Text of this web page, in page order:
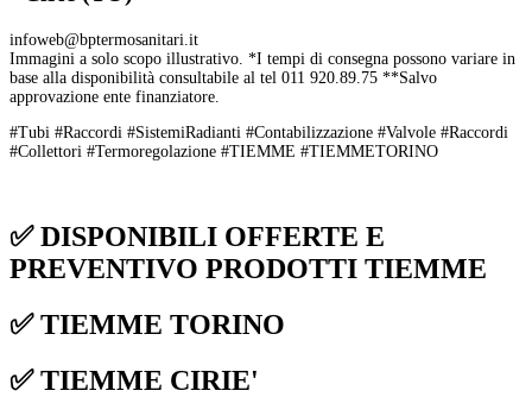
infoweb@bptermosanitari.it
Immagini a solo scopo illustrativo. *I tempi di consegna possono variare in
base alla disponibilità consultabile al tel 011 920.89.75 **Salvo
approvazione ente finanziatore.
#Tubi #Raccordi #SistemiRadianti #Contabilizzazione #Valvole #Raccordi
#Collettori #Termoregolazione #TIEMME #TIEMMETORINO
✅ DISPONIBILI OFFERTE E
PREVENTIVO PRODOTTI TIEMME
✅ TIEMME TORINO
✅ TIEMME CIRIE'